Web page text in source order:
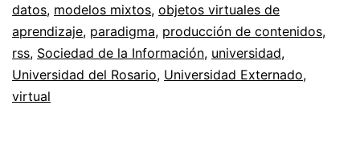
datos, modelos mixtos, objetos virtuales de
aprendizaje, paradigma, producción de contenidos,
rss, Sociedad de la Información, universidad,
Universidad del Rosario, Universidad Externado,
virtual